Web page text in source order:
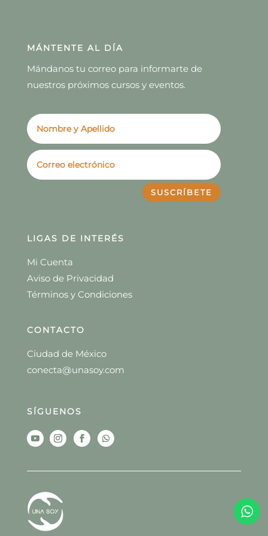
MÁNTENTE AL DÍA
Mándanos tu correo para informarte de
nuestros próximos cursos y eventos.
SUSCRÍBETE
LIGAS DE INTERÉS
Mi Cuenta
Aviso de Privacidad
Términos y Condiciones
CONTACTO
Ciudad de México
conecta@unasoy.com
SÍGUENOS